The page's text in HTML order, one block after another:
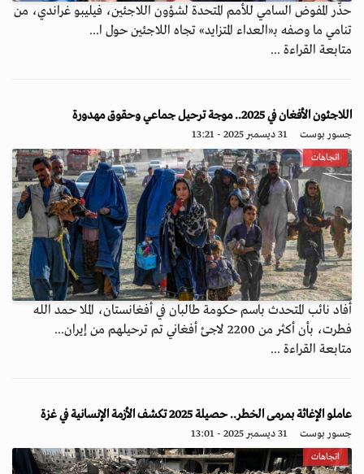
حذّر المفوض السامي للأمم المتحدة لشؤون اللاجئين، فيليبو غراندي، من
تنامي ما وصفه بـ«العداء المتزايد» تجاه اللاجئين حول ا...
متابعة القراءة ...
اللاجئون الأفغان في 2025.. موجة ترحيل جماعي وحقوق مهدورة
جسور بوست 31 ديسمبر 2025 - 13:21
اتجاهات
أفاد نائب المتحدث باسم حكومة طالبان في أفغانستان، الملا حمد الله
فطرت، بأن أكثر من 2200 لاجئ أفغاني تم ترحيلهم من إيران...
متابعة القراءة ...
عاملو الإغاثة بمرمى الخطر.. حصيلة 2025 تكشف الأزمة الإنسانية في غزة
جسور بوست 31 ديسمبر 2025 - 13:01
اتجاهات